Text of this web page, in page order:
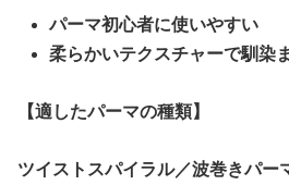
パーマ初心者に使いやすい
柔らかいテクスチャーで馴染
【適したパーマの種類】
ツイストスパイラル／波巻きパー